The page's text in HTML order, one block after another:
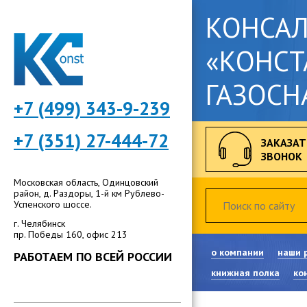
+7 (499) 343-9-239
+7 (351) 27-444-72
Московская область, Одинцовский
район, д. Раздоры, 1-й км Рублево-
Успенского шоссе.
г. Челябинск
пр. Победы 160, офис 213
РАБОТАЕМ ПО ВСЕЙ РОССИИ
ЗВОНОК
о компании
наши
книжная полка